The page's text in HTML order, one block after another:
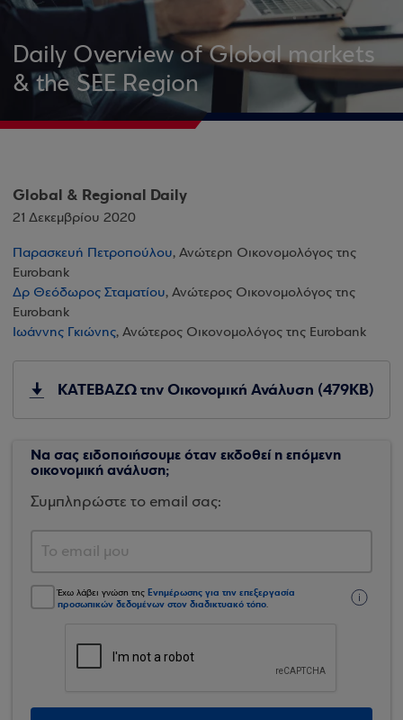
Daily Overview of Global markets
& the SEE Region
Global & Regional Daily
21 Δεκεμβρίου 2020
Παρασκευή Πετροπούλου, Ανώτερη Οικονομολόγος της
Eurobank
Δρ Θεόδωρος Σταματίου, Ανώτερος Οικονομολόγος της
Eurobank
Ιωάννης Γκιώνης, Ανώτερος Οικονομολόγος της Eurobank
ΚΑΤΕΒΑΖΩ την Οικονομική Ανάλυση (479KB)
Να σας ειδοποιήσουμε όταν εκδοθεί η επόμενη
οικονομική ανάλυση;
Συμπληρώστε το email σας:
Έχω λάβει γνώση της Ενημέρωσης για την επεξεργασία
προσωπικών δεδομένων στον διαδικτυακό τόπο.